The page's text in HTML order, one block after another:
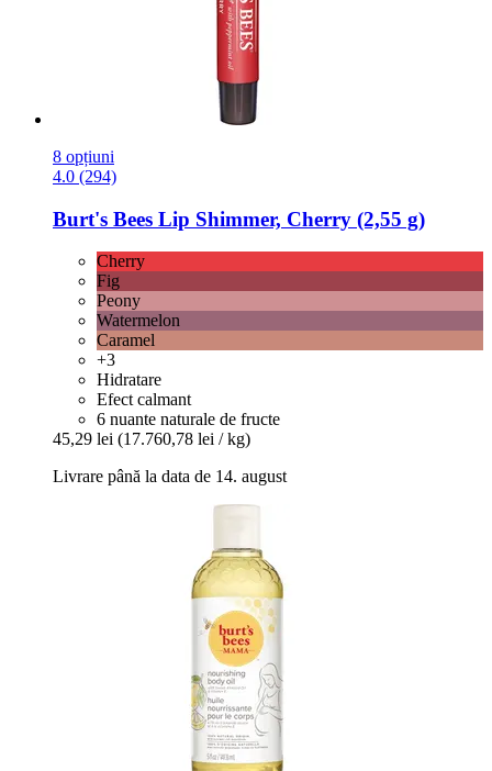
8 opțiuni
4.0 (294)
Burt's Bees Lip Shimmer, Cherry (2,55 g)
Cherry
Fig
Peony
Watermelon
Caramel
+3
Hidratare
Efect calmant
6 nuante naturale de fructe
45,29 lei (17.760,78 lei / kg)
Livrare până la data de 14. august